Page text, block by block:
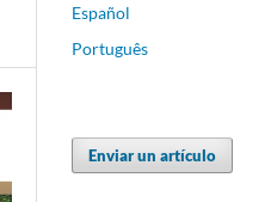
Español
Português
Enviar un artículo